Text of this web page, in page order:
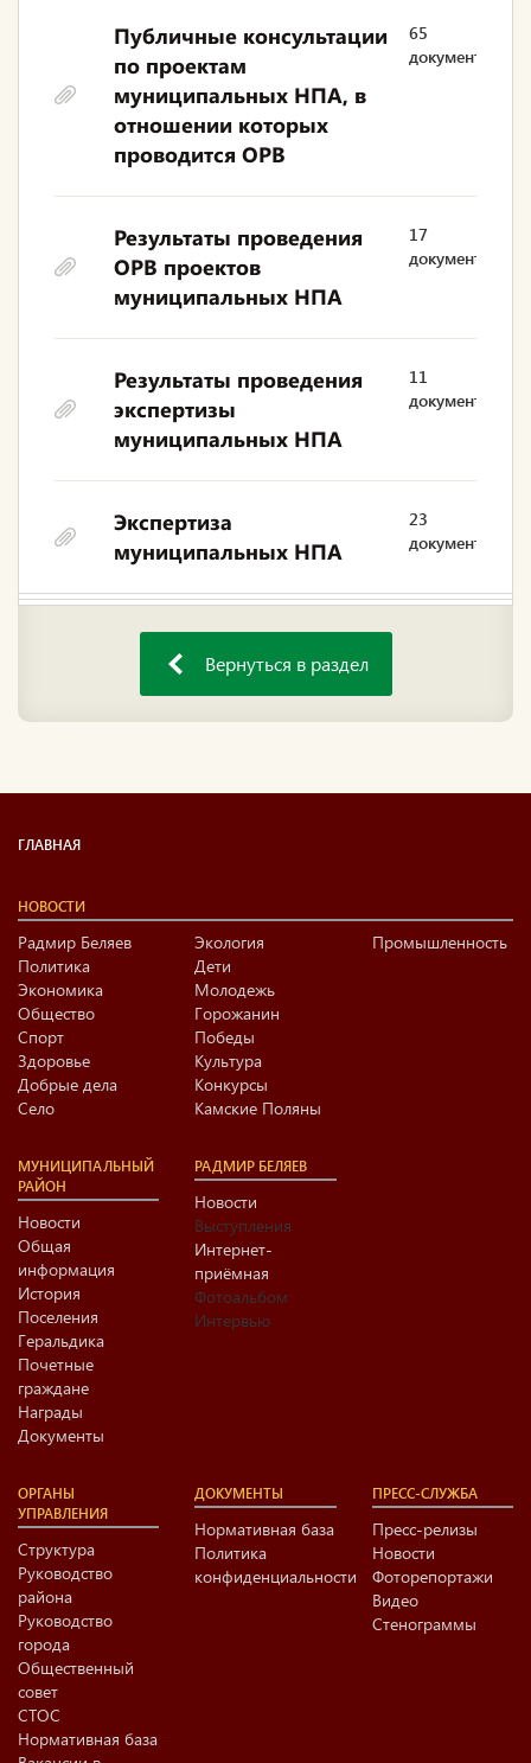
Публичные консультации
по проектам
муниципальных НПА, в
отношении которых
проводится ОРВ
65
документов
Результаты проведения
ОРВ проектов
муниципальных НПА
17
документов
Результаты проведения
экспертизы
муниципальных НПА
11
документов
Экспертиза
муниципальных НПА
23
документа
Вернуться в раздел
ГЛАВНАЯ
НОВОСТИ
Радмир Беляев
Политика
Экономика
Общество
Спорт
Здоровье
Добрые дела
Село
Экология
Дети
Молодежь
Горожанин
Победы
Культура
Конкурсы
Камские Поляны
Промышленность
МУНИЦИПАЛЬНЫЙ
РАЙОН
Новости
Общая
информация
История
Поселения
Геральдика
Почетные
граждане
Награды
Документы
РАДМИР БЕЛЯЕВ
Новости
Выступления
Интернет-
приёмная
Фотоальбом
Интервью
ОРГАНЫ
УПРАВЛЕНИЯ
Структура
Руководство
района
Руководство
города
Общественный
совет
СТОС
Нормативная база
ДОКУМЕНТЫ
Нормативная база
Политика
конфиденциальности
ПРЕСС-СЛУЖБА
Пресс-релизы
Новости
Фоторепортажи
Видео
Стенограммы